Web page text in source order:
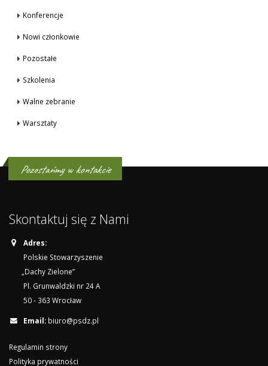
Konferencje
Nowi członkowie
Pozostałe
Szkolenia
Walne zebranie
Warsztaty
Pozostańmy w kontakcie
Skontaktuj się z Nami
Adres:
Polskie Stowarzyszenie
„Dachy Zielone”
Pl. Grunwaldzki nr 24 A
50 - 363 Wrocław
Email: biuro@psdz.pl
Regulamin strony
Polityka prywatności